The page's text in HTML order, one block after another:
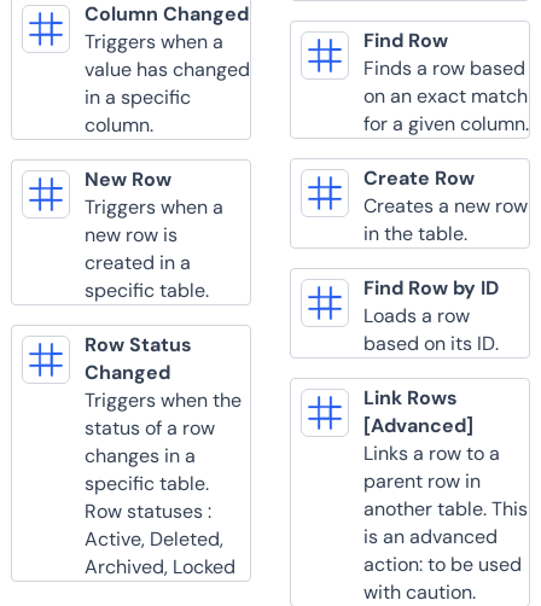
Column Changed
Triggers when a
value has changed
in a specific
column.
New Row
Triggers when a
new row is
created in a
specific table.
Row Status
Changed
Triggers when the
status of a row
changes in a
specific table.
Row statuses :
Active, Deleted,
Archived, Locked
Find Row
Finds a row based
on an exact match
for a given column.
Create Row
Creates a new row
in the table.
Find Row by ID
Loads a row
based on its ID.
Link Rows
[Advanced]
Links a row to a
parent row in
another table. This
is an advanced
action: to be used
with caution.